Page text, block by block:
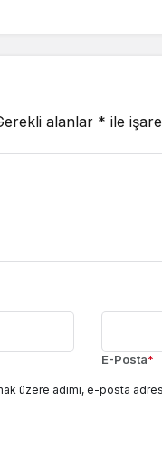
alanlar * ile
E-Posta*
üzere adımı, e-posta